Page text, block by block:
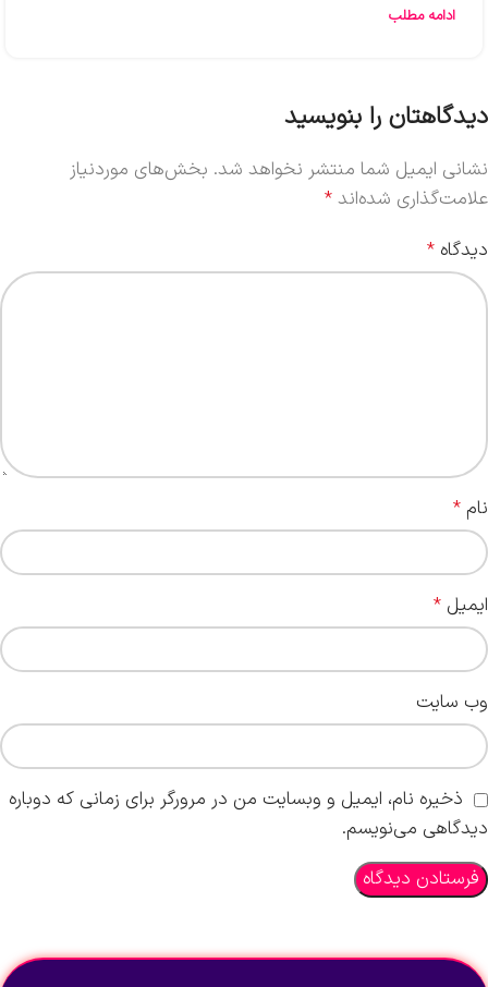
ادامه مطلب
دیدگاهتان را بنویسید
نشانی ایمیل شما منتشر نخواهد شد. بخش‌های موردنیاز
علامت‌گذاری شده‌اند *
دیدگاه *
نام *
ایمیل *
وب‌ سایت
ذخیره نام، ایمیل و وبسایت من در مرورگر برای زمانی که دوباره
دیدگاهی می‌نویسم.